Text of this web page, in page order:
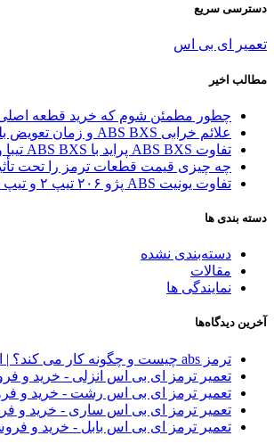
دسترسی سریع
تعمیر ای بی اس
مطالب اخیر
چطور مطمئن شوم که خرید قطعه اصلی
علائم خرابی ABS BXS و زمان تعویض بلوک کامل؛ از کجا بفهمیم مشکل از یونیت است یا کل بلوک؟
تفاوت ABS BXS پراید با ABS BXS تیبا و ساینا؛ کدام مدل به درد شما می‌خورد؟
چه چیزی قیمت قطعات ترمز را تحت
تفاوت یونیت ABS پژو ۲۰۶ تیپ ۲ و تیپ ۵ چیست؟ بررسی کامل مدل‌ها و راهنمای انتخاب
دسته بندی ها
دسته‌بندی نشده
مقالات
نمایندگی ها
آخرین دیدگاه‌ها
ترمز abs چیست و چگونه کار می کند؟ | ای بی اس اتحاد
تعمیر ترمز ای بی اس انزلی - خرید و
تعمیر ترمز ای بی اس رشت - خرید و
تعمیر ترمز ای بی اس ساری - خرید و
تعمیر ترمز ای بی اس بابل - خرید و